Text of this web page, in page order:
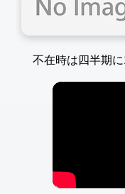
不在時は四半期